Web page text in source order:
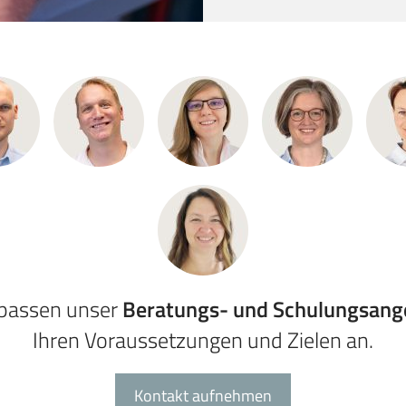
unserBeratungs- und
Ihren Voraussetzungen und Zielen an.
Kontakt aufnehmen